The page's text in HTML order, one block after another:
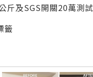
斤及SGS開關20萬測試
籤